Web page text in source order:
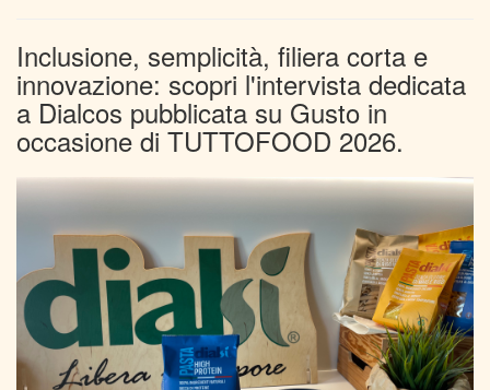
Inclusione, semplicità, filiera corta e
innovazione: scopri l'intervista dedicata
a Dialcos pubblicata su Gusto in
occasione di TUTTOFOOD 2026.